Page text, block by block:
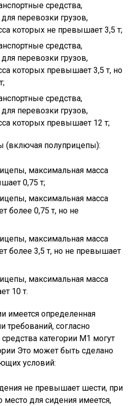
средства,
перевозки грузов,
которых не превышает 3,5 т;
средства,
перевозки грузов,
которых превышает 3,5 т, но
средства,
перевозки грузов,
которых превышает 12 т;
(включая полуприцепы):
максимальная масса
0,75 т;
максимальная масса
более 0,75 т, но не
максимальная масса
более 3,5 т, но не превышает
максимальная масса
10 т.
имеется определенная
требований, согласно
категории М1 могут
Это может быть сделано
условий:
не превышает шести, при
место для сидения имеется,